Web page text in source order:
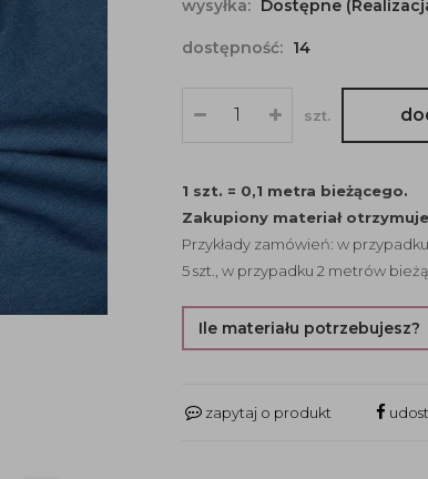
wysyłka: Dostępne
dostępność: 14
szt.
1 szt. = 0,1 metra bieżącego.
Zakupiony materiał
Przykłady zamówień: w
5 szt., w przypadku 2 metrów
Ile materiału potrzebujesz?
zapytaj o produkt